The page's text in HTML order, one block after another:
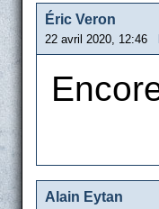
Éric Veron
22 avril 2020, 12:46
Alain Eytan